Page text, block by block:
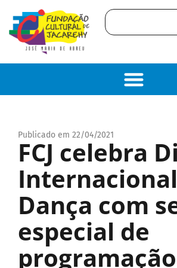
Publicado em 22/04/2021
FCJ celebra
Dança com
especial de